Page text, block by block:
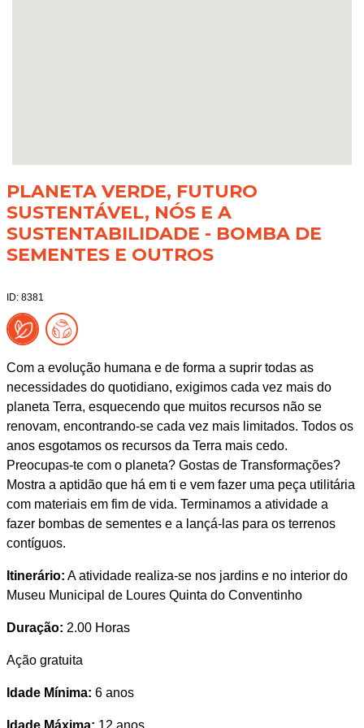
PLANETA VERDE, FUTURO
SUSTENTÁVEL, NÓS E A
SUSTENTABILIDADE - BOMBA DE
SEMENTES E OUTROS
ID: 8381
Com a evolução humana e de forma a suprir todas as
necessidades do quotidiano, exigimos cada vez mais do
planeta Terra, esquecendo que muitos recursos não se
renovam, encontrando-se cada vez mais limitados. Todos os
anos esgotamos os recursos da Terra mais cedo.
Preocupas-te com o planeta? Gostas de Transformações?
Mostra a aptidão que há em ti e vem fazer uma peça utilitária
com materiais em fim de vida. Terminamos a atividade a
fazer bombas de sementes e a lançá-las para os terrenos
contíguos.
Itinerário: A atividade realiza-se nos jardins e no interior do
Museu Municipal de Loures Quinta do Conventinho
Duração: 2.00 Horas
Ação gratuita
Idade Mínima: 6 anos
Idade Máxima: 12 anos